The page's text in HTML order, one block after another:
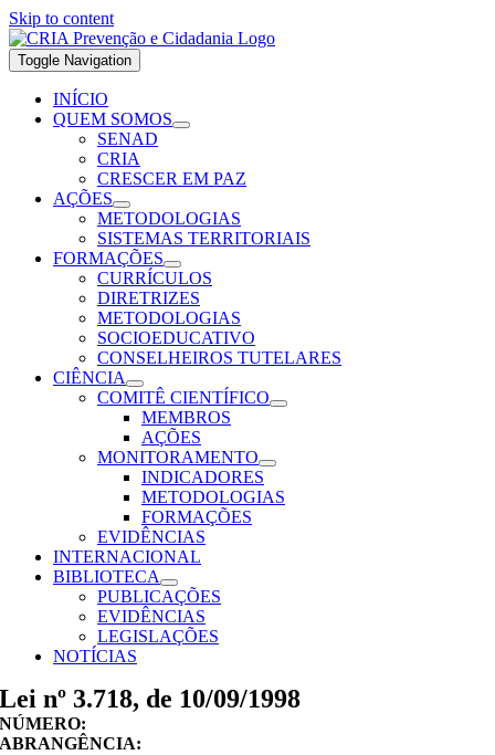
Skip to content
Toggle Navigation
INÍCIO
QUEM SOMOS
SENAD
CRIA
CRESCER EM PAZ
AÇÕES
METODOLOGIAS
SISTEMAS TERRITORIAIS
FORMAÇÕES
CURRÍCULOS
DIRETRIZES
METODOLOGIAS
SOCIOEDUCATIVO
CONSELHEIROS TUTELARES
CIÊNCIA
COMITÊ CIENTÍFICO
MEMBROS
AÇÕES
MONITORAMENTO
INDICADORES
METODOLOGIAS
FORMAÇÕES
EVIDÊNCIAS
INTERNACIONAL
BIBLIOTECA
PUBLICAÇÕES
EVIDÊNCIAS
LEGISLAÇÕES
NOTÍCIAS
Lei nº 3.718, de 10/09/1998
NÚMERO:
ABRANGÊNCIA: